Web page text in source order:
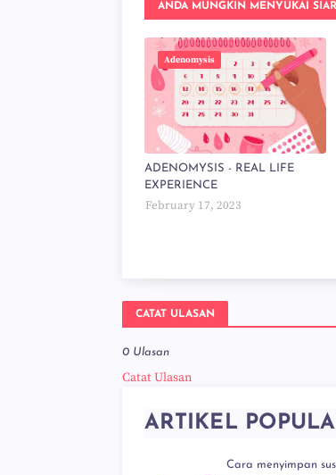
ANDA MUNGKIN MENYUKAI
Adenomysis
ADENOMYSIS - REAL LIFE
EXPERIENCE
February 17, 2023
CATAT ULASAN
0 Ulasan
Catat Ulasan
ARTIKEL
Cara menyimpan